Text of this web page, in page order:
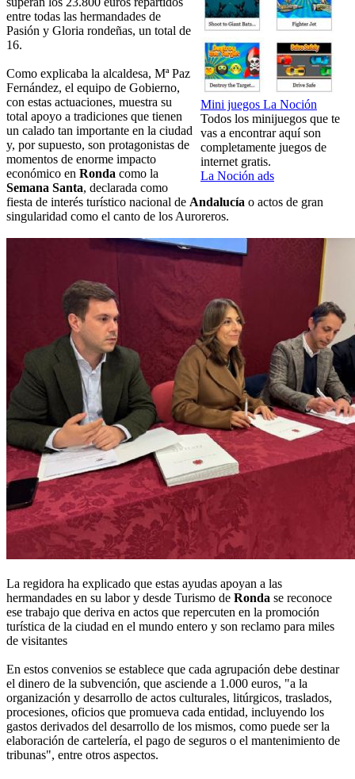
Mini juegos La Noción
Todos los minijuegos que te
vas a encontrar aquí son
completamente juegos de
internet gratis.
La Noción ads
entre todas las hermandades de
Pasión y Gloria rondeñas, un total de
16.
Como explicaba la alcaldesa, Mª Paz
Fernández, el equipo de Gobierno,
con estas actuaciones, muestra su
total apoyo a tradiciones que tienen
un calado tan importante en la ciudad
y, por supuesto, son protagonistas de
momentos de enorme impacto
económico en Ronda como la
Semana Santa, declarada como
fiesta de interés turístico nacional de Andalucía o actos de gran
singularidad como el canto de los Auroreros.
La regidora ha explicado que estas ayudas apoyan a las
hermandades en su labor y desde Turismo de Ronda se reconoce
ese trabajo que deriva en actos que repercuten en la promoción
turística de la ciudad en el mundo entero y son reclamo para miles
de visitantes
En estos convenios se establece que cada agrupación debe destinar
el dinero de la subvención, que asciende a 1.000 euros, "a la
organización y desarrollo de actos culturales, litúrgicos, traslados,
procesiones, oficios que promueva cada entidad, incluyendo los
gastos derivados del desarrollo de los mismos, como puede ser la
elaboración de cartelería, el pago de seguros o el mantenimiento de
tribunas", entre otros aspectos.